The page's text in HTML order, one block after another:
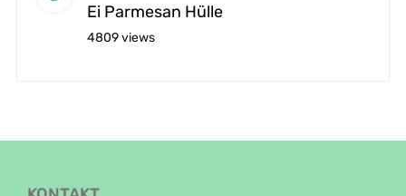
Ei Parmesan Hülle
4809 views